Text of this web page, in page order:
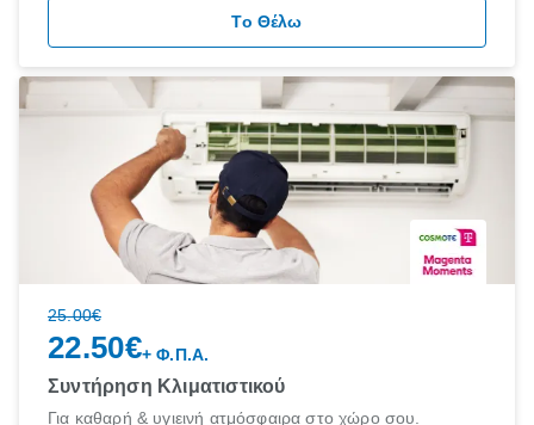
Το Θέλω
25.00€discount
22.50€+ Φ.Π.Α.
Συντήρηση Κλιματιστικού
Για καθαρή & υγιεινή ατμόσφαιρα στο χώρο σου.